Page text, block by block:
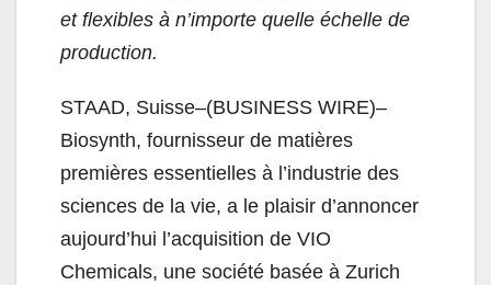
et flexibles à n’importe quelle échelle de
production.
STAAD, Suisse–(BUSINESS WIRE)–
Biosynth, fournisseur de matières
premières essentielles à l’industrie des
sciences de la vie, a le plaisir d’annoncer
aujourd’hui l’acquisition de VIO
Chemicals, une société basée à Zurich